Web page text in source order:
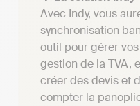
Avec Indy, vous
synchronisation
outil pour gérer
gestion de la TVA,
créer des devis et
compter la